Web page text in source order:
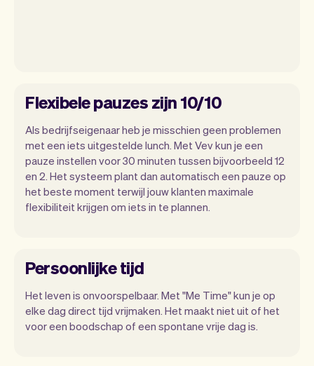
Flexibele pauzes zijn 10/10
Als bedrijfseigenaar heb je misschien geen problemen
met een iets uitgestelde lunch. Met Vev kun je een
pauze instellen voor 30 minuten tussen bijvoorbeeld 12
en 2. Het systeem plant dan automatisch een pauze op
het beste moment terwijl jouw klanten maximale
flexibiliteit krijgen om iets in te plannen.
Persoonlijke tijd
Het leven is onvoorspelbaar. Met "Me Time" kun je op
elke dag direct tijd vrijmaken. Het maakt niet uit of het
voor een boodschap of een spontane vrije dag is.